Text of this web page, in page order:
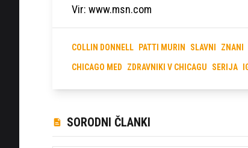
Vir: www.msn.com
COLLIN DONNELL PATTI MURIN SLAVNI ZNANI
CHICAGO MED ZDRAVNIKI V CHICAGU SERIJA
SORODNI ČLANKI